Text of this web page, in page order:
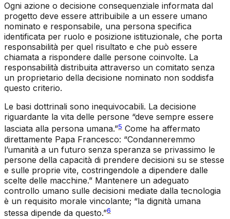
Ogni azione o decisione consequenziale informata dal
progetto deve essere attribuibile a un essere umano
nominato e responsabile, una persona specifica
identificata per ruolo e posizione istituzionale, che porta
responsabilità per quel risultato e che può essere
chiamata a rispondere dalle persone coinvolte. La
responsabilità distribuita attraverso un comitato senza
un proprietario della decisione nominato non soddisfa
questo criterio.
Le basi dottrinali sono inequivocabili. La decisione
riguardante la vita delle persone “deve sempre essere
lasciata alla persona umana.”5 Come ha affermato
direttamente Papa Francesco: “Condanneremmo
l’umanità a un futuro senza speranza se privassimo le
persone della capacità di prendere decisioni su se stesse
e sulle proprie vite, costringendole a dipendere dalle
scelte delle macchine.” Mantenere un adeguato
controllo umano sulle decisioni mediate dalla tecnologia
è un requisito morale vincolante; “la dignità umana
stessa dipende da questo.”6